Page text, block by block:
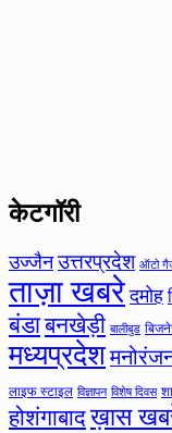
केटगॉरी
उज्जैन उत्तरप्रदेश ऑटो
ताज़ा खबरे दमोह
बंडाबनखेड़ी बालीबुड
मध्यप्रदेश
लाइफ स्टाइल विज्ञापन विशेष दिवस
होशंगाबादख़ास